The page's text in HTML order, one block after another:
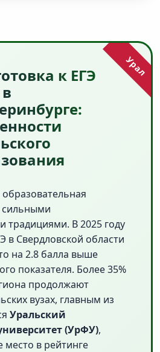
к ЕГЭ
сильными
традициями. В 2025 году
в Свердловской области
на 2.8 балла выше
показателя. Более 35%
продолжают
вузах, главным из
Уральский
(УрФУ),
в рейтинге